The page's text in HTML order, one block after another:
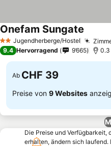
2 SterneJugendherberge/Hostel
Onefam Sungate
9.4 Hervorragend 9’665 0.3
Ab CHF 39
Preise von 9 Websites
Die Preise und
erhalten, ändern sich laufend.